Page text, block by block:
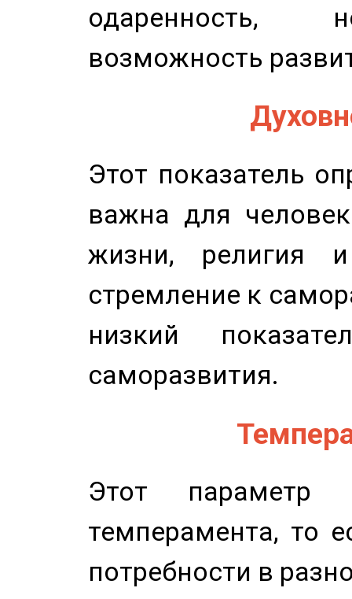
одаренность,
возможность
Этот показатель
важна для
жизни, религия
стремление к
низкий
саморазвития.
Этот параметр
темперамента, то
потребности в